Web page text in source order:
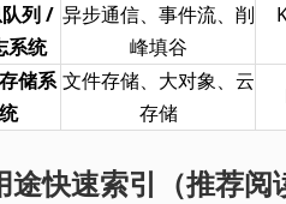
列 /
系统
异步通信、事件流、削
峰填谷
储系
统
文件存储、大对象、云
存储
途快速索引（推荐阅